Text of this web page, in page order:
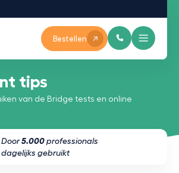
Bestellen
tips
van de Bridge tests en online
Door5.000 professionals
dagelijks gebruikt